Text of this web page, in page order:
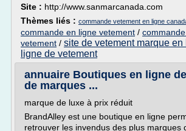
Site : http://www.sanmarcanada.com
Thèmes liés : commande vetement en ligne
commande en ligne vetement /
vetement / site de vetement marque en
ligne de vetement
annuaire Boutiques en ligne
de marques ...
marque de luxe à prix réduit
BrandAlley est une boutique en ligne
retrouver les invendus des plus marques